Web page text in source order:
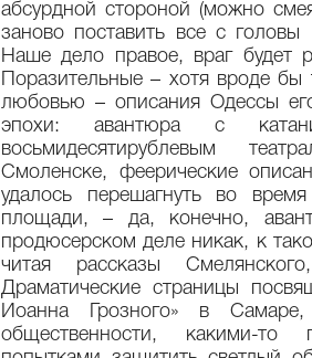
абсурдной стороной (можно
заново поставить все с
Наше дело правое, враг будет
Поразительные – хотя вроде бы
любовью – описания Одессы
эпохи: авантюра с
восьмидесятирублевым
Смоленске, феерические
удалось перешагнуть во
площади, – да, конечно,
продюсерском деле никак, к
читая рассказы
Драматические страницы
Иоанна Грозного» в
общественности, какими-то